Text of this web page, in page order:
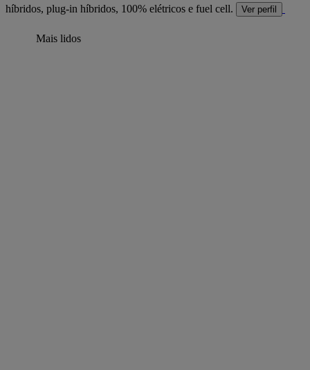
híbridos, plug-in híbridos, 100% elétricos e fuel cell.
Ver perfil
Mais lidos